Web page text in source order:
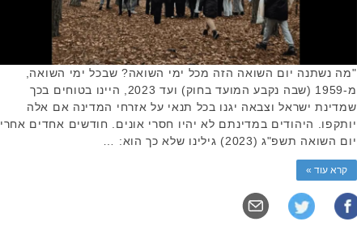
"מה נשתנה יום השואה הזה מכל ימי השואה? שבכל ימי השואה,
מ-1959 (שבה נקבע המועד בחוק) ועד 2023, היינו בטוחים בכך
שמדינת ישראל וצבאה יגנו בכל תנאי על אזרחי המדינה אם אלה
יותקפו. היהודים במדינתם לא יהיו חסרי אונים. חודשים אחדים אחרי
יום השואה תשפ"ג (2023) גילינו שלא כך הוא: …
קרא עוד »